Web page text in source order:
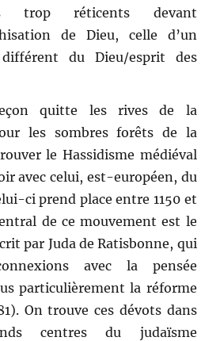
trop réticents devant
de Dieu, celle d’un
du Dieu/esprit des
quitte les rives de la
les sombres forêts de la
le Hassidisme médiéval
avec celui, est-européen, du
ci prend place entre 1150 et
de ce mouvement est le
par Juda de Ratisbonne, qui
avec la pensée
particulièrement la réforme
On trouve ces dévots dans
centres du judaïsme